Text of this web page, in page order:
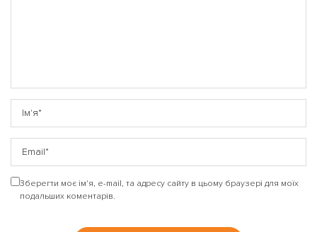
Зберегти моє ім'я, e-mail, та адресу сайту в цьому браузері для моїх
подальших коментарів.
Ім'я користувача:
Авторизація
ЗАРЕЄСТРУВАТИСЯ
На вашому рахункубонусів
Бажаю перерахувати: